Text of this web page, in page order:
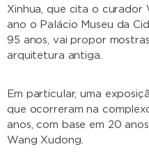
Xinhua, que cita o curador
ano o Palácio Museu da
95 anos, vai propor
arquitetura antiga.
Em particular, uma
que ocorreram na
anos, com base em 20
Wang Xudong.